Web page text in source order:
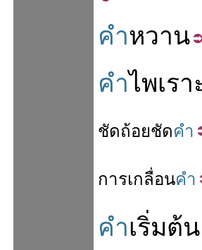
คำหวาน
คำไพเรา
ชัดถ้อยชัดคำ
การเกลื่อนคำ
คำเริ่มต้น